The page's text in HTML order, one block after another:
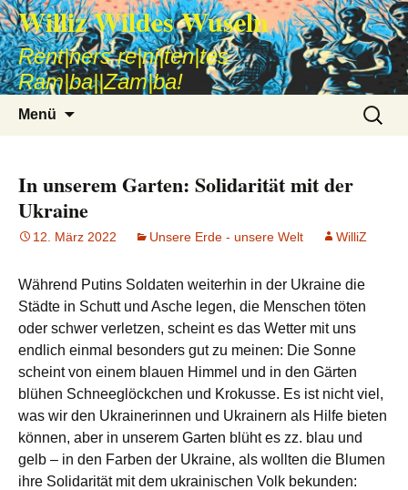
Williz Wildes Wuseln
Rent|ners re|ni|ten|tes
Ram|ba||Zam|ba!
Menü
Suche
nach:
In unserem Garten: Solidarität mit der
Ukraine
12. März 2022 Unsere Erde - unsere Welt WilliZ
Während Putins Soldaten weiterhin in der Ukraine die
Städte in Schutt und Asche legen, die Menschen töten
oder schwer verletzen, scheint es das Wetter mit uns
endlich einmal besonders gut zu meinen: Die Sonne
scheint von einem blauen Himmel und in den Gärten
blühen Schneeglöckchen und Krokusse. Es ist nicht viel,
was wir den Ukrainerinnen und Ukrainern als Hilfe bieten
können, aber in unserem Garten blüht es zz. blau und
gelb – in den Farben der Ukraine, als wollten die Blumen
ihre Solidarität mit dem ukrainischen Volk bekunden: